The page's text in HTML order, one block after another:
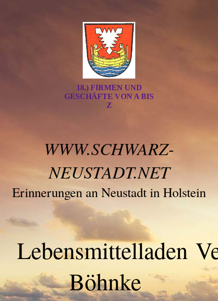
18.) FIRMEN UND
GESCHÄFTE VON A BIS
Z
WWW.SCHWARZ-
NEUSTADT.NET
Erinnerungen an Neustadt in Holstein
Lebensmittelladen
Böhnke